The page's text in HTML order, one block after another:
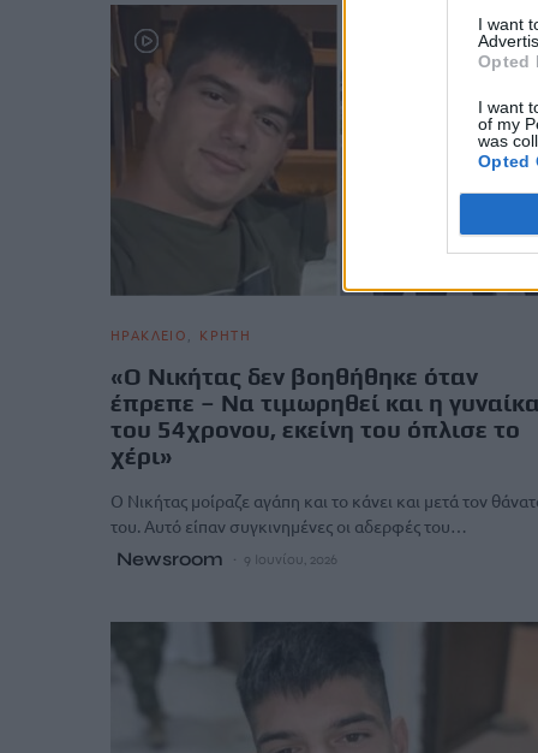
I want
Opted
I want
of my
was
Opted
ΗΡΑΚΛΕΙΟ ΚΡΗΤΗ
«Ο Νικήτας δεν βοηθήθηκε όταν
έπρεπε – Να τιμωρηθεί και η γυναίκα
του 54χρονου, εκείνη του όπλισε το
χέρι»
Ο Νικήτας μοίραζε αγάπη και το κάνει και μετά τον
του. Αυτό είπαν συγκινημένες οι αδερφές του…
Newsroom 9 Ιουνίου, 2026